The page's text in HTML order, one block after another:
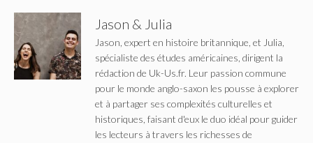
Jason & Julia
Jason, expert en histoire britannique, et Julia,
spécialiste des études américaines, dirigent la
rédaction de Uk-Us.fr. Leur passion commune
pour le monde anglo-saxon les pousse à explorer
et à partager ses complexités culturelles et
historiques, faisant d'eux le duo idéal pour guider
les lecteurs à travers les richesses de